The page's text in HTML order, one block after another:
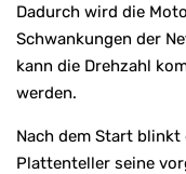
Dadurch wird die
Schwankungen der
kann die Drehzahl
werden.
Nach dem Start
Plattenteller seine